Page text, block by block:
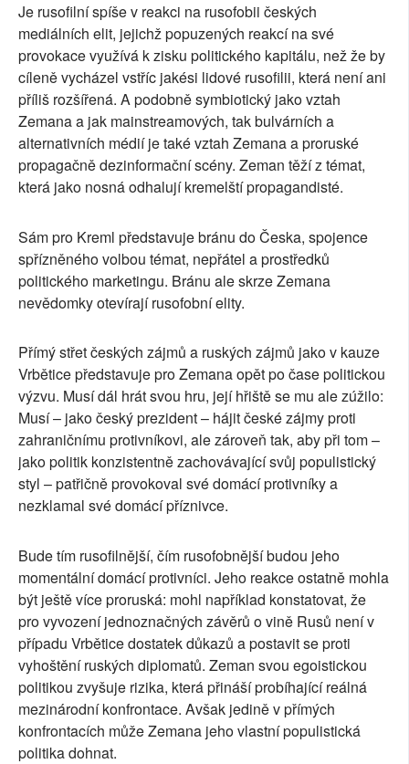
Je rusofilní spíše v reakci na rusofobii českých
mediálních elit, jejichž popuzených reakcí na své
provokace využívá k zisku politického kapitálu, než že by
cíleně vycházel vstříc jakési lidové rusofilii, která není ani
příliš rozšířená. A podobně symbiotický jako vztah
Zemana a jak mainstreamových, tak bulvárních a
alternativních médií je také vztah Zemana a proruské
propagačně dezinformační scény. Zeman těží z témat,
která jako nosná odhalují kremelští propagandisté.
Sám pro Kreml představuje bránu do Česka, spojence
spřízněného volbou témat, nepřátel a prostředků
politického marketingu. Bránu ale skrze Zemana
nevědomky otevírají rusofobní elity.
Přímý střet českých zájmů a ruských zájmů jako v kauze
Vrbětice představuje pro Zemana opět po čase politickou
výzvu. Musí dál hrát svou hru, její hřiště se mu ale zúžilo:
Musí – jako český prezident – hájit české zájmy proti
zahraničnímu protivníkovi, ale zároveň tak, aby při tom –
jako politik konzistentně zachovávající svůj populistický
styl – patřičně provokoval své domácí protivníky a
nezklamal své domácí příznivce.
Bude tím rusofilnější, čím rusofobnější budou jeho
momentální domácí protivníci. Jeho reakce ostatně mohla
být ještě více proruská: mohl například konstatovat, že
pro vyvození jednoznačných závěrů o vině Rusů není v
případu Vrbětice dostatek důkazů a postavit se proti
vyhoštění ruských diplomatů. Zeman svou egoistickou
politikou zvyšuje rizika, která přináší probíhající reálná
mezinárodní konfrontace. Avšak jedině v přímých
konfrontacích může Zemana jeho vlastní populistická
politika dohnat.